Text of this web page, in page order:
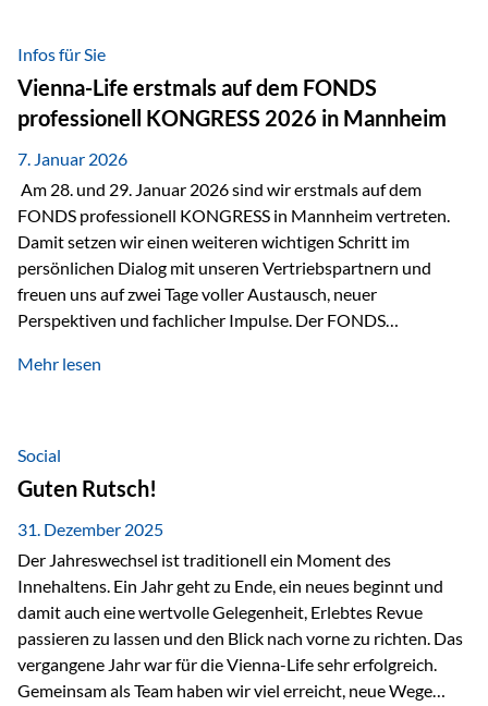
Beide Ansätze haben ihre Berechtigung und ihre Stärken
entfalten sie oft gerade in Kombination. ETFs: Effizient, breit
gestreut und klar strukturiert…
Infos für Sie
Vienna-Life erstmals auf dem FONDS
professionell KONGRESS 2026 in Mannheim
7. Januar 2026
Am 28. und 29. Januar 2026 sind wir erstmals auf dem
FONDS professionell KONGRESS in Mannheim vertreten.
Damit setzen wir einen weiteren wichtigen Schritt im
persönlichen Dialog mit unseren Vertriebspartnern und
freuen uns auf zwei Tage voller Austausch, neuer
Perspektiven und fachlicher Impulse. Der FONDS
Branchentreffen für Finanz- und Versicherungsprofis im
Vermögensstrukturierung und Nachfolgeplanung
gemeinsam zu diskutieren. Persönlich für Sie vor Ort An
beiden Kongresstagen stehen Ihnen Maximilian
Fichtenbauer, Dirk…
Mehr lesen
Social
Guten Rutsch!
31. Dezember 2025
Der Jahreswechsel ist traditionell ein Moment des
Innehaltens. Ein Jahr geht zu Ende, ein neues beginnt und
damit auch eine wertvolle Gelegenheit, Erlebtes Revue
passieren zu lassen und den Blick nach vorne zu richten. Das
vergangene Jahr war für die Vienna-Life sehr erfolgreich.
Gemeinsam als Team haben wir viel erreicht, neue Wege